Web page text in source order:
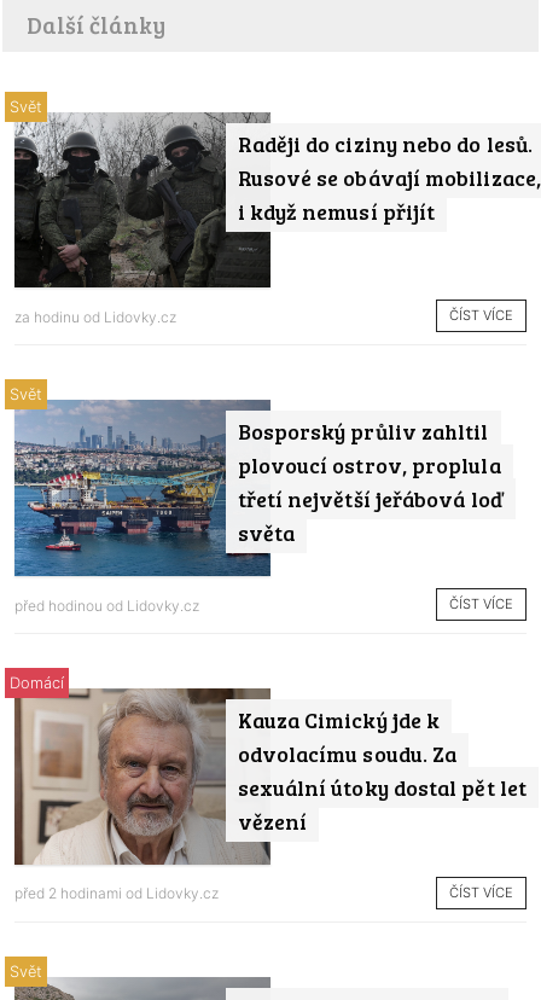
Další články
Raději do ciziny nebo do lesů.
Rusové se obávají mobilizace,
i když nemusí přijít
Svět
za hodinu od Lidovky.cz ČÍST VÍCE
Bosporský průliv zahltil
plovoucí ostrov, proplula
třetí největší jeřábová loď
světa
Svět
před hodinou od Lidovky.cz ČÍST VÍCE
Kauza Cimický jde k
odvolacímu soudu. Za
sexuální útoky dostal pět let
vězení
Domácí
před 2 hodinami od Lidovky.cz ČÍST VÍCE
Svět